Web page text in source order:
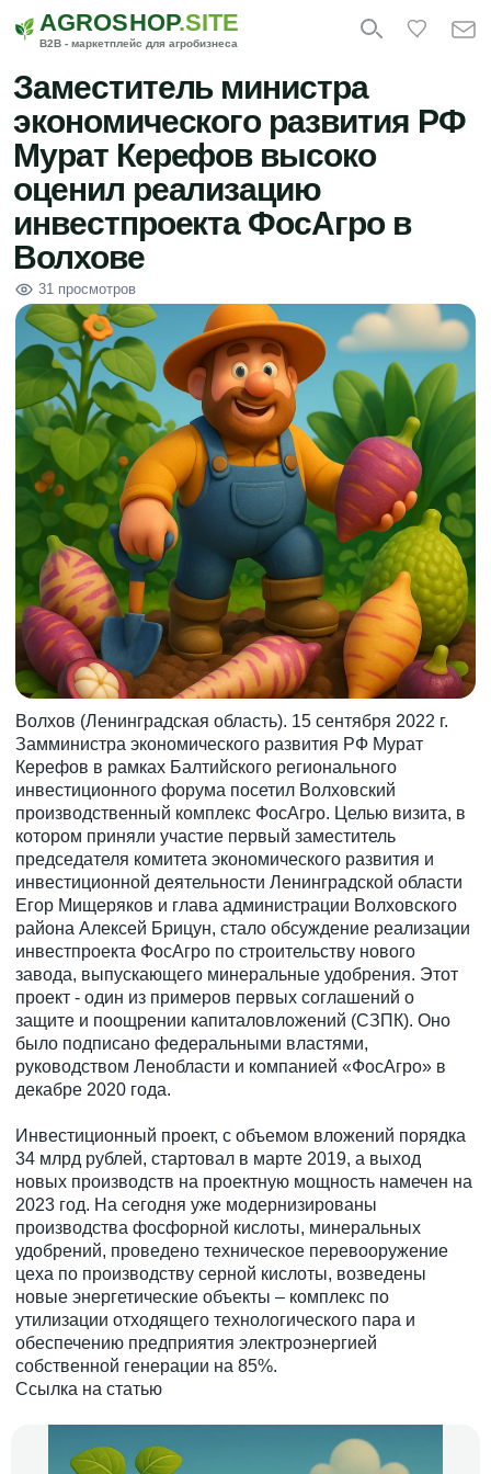
AGROSHOP.SITE
B2B - маркетплейс для агробизнеса
Заместитель министра
экономического развития РФ
Мурат Керефов высоко
оценил реализацию
инвестпроекта ФосАгро в
Волхове
31 просмотров
Волхов (Ленинградская область). 15 сентября 2022 г.
Замминистра экономического развития РФ Мурат
Керефов в рамках Балтийского регионального
инвестиционного форума посетил Волховский
производственный комплекс ФосАгро. Целью визита, в
котором приняли участие первый заместитель
председателя комитета экономического развития и
инвестиционной деятельности Ленинградской области
Егор Мищеряков и глава администрации Волховского
района Алексей Брицун, стало обсуждение реализации
инвестпроекта ФосАгро по строительству нового
завода, выпускающего минеральные удобрения. Этот
проект - один из примеров первых соглашений о
защите и поощрении капиталовложений (СЗПК). Оно
было подписано федеральными властями,
руководством Ленобласти и компанией «ФосАгро» в
декабре 2020 года.
Инвестиционный проект, с объемом вложений порядка
34 млрд рублей, стартовал в марте 2019, а выход
новых производств на проектную мощность намечен на
2023 год. На сегодня уже модернизированы
производства фосфорной кислоты, минеральных
удобрений, проведено техническое перевооружение
цеха по производству серной кислоты, возведены
новые энергетические объекты – комплекс по
утилизации отходящего технологического пара и
обеспечению предприятия электроэнергией
собственной генерации на 85%.
Ссылка на статью